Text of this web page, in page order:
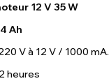
12 V 35 W
Ah
V à 12 V / 1000 mA.
heures